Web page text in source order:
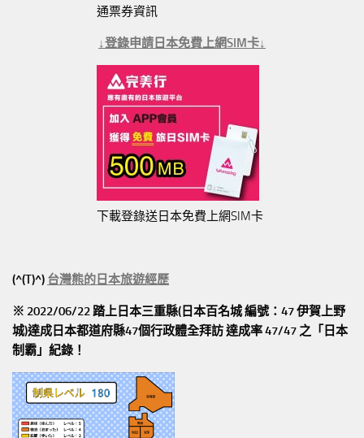
通票券資訊
↓登錄申請日本免費上網SIM卡↓
下載登錄送日本免費上網SIM卡
(^(T)^) 台灣熊的日本旅遊經歷
※ 2022/06/22 踏上日本三重縣(日本百名城 編號：47 伊賀上野
城)達成日本都道府縣47個行政體全拜訪達成率 47/47 之「日本
制霸」紀錄！